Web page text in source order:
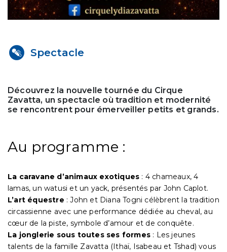
Spectacle
Découvrez la nouvelle tournée du Cirque
Zavatta, un spectacle où tradition et modernité
se rencontrent pour émerveiller petits et grands.
Au programme :
La caravane d’animaux exotiques : 4 chameaux, 4
lamas, un watusi et un yack, présentés par John Caplot.
L’art équestre : John et Diana Togni célèbrent la tradition
circassienne avec une performance dédiée au cheval, au
cœur de la piste, symbole d’amour et de conquête.
La jonglerie sous toutes ses formes : Les jeunes
talents de la famille Zavatta (Ithaï, Isabeau et Tshad) vous